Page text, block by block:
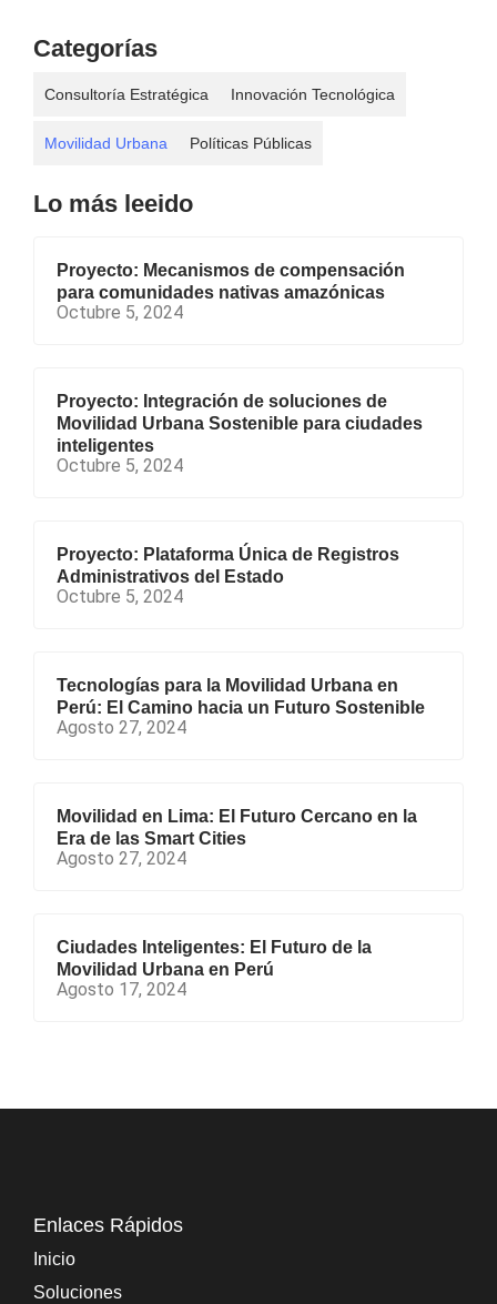
Categorías
Consultoría Estratégica Innovación Tecnológica
Movilidad Urbana Políticas Públicas
Lo más leeido
Proyecto: Mecanismos de compensación
para comunidades nativas amazónicas
Octubre 5, 2024
Proyecto: Integración de soluciones de
Movilidad Urbana Sostenible para ciudades
inteligentes
Octubre 5, 2024
Proyecto: Plataforma Única de Registros
Administrativos del Estado
Octubre 5, 2024
Tecnologías para la Movilidad Urbana en
Perú: El Camino hacia un Futuro Sostenible
Agosto 27, 2024
Movilidad en Lima: El Futuro Cercano en la
Era de las Smart Cities
Agosto 27, 2024
Ciudades Inteligentes: El Futuro de la
Movilidad Urbana en Perú
Agosto 17, 2024
Enlaces Rápidos
Inicio
Soluciones